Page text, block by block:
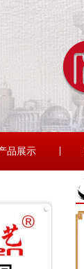
品展示